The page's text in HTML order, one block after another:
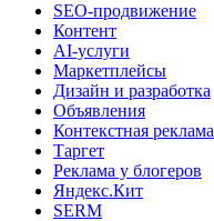
SEO-продвижение
Контент
AI-услуги
Маркетплейсы
Дизайн и разработка
Объявления
Контекстная реклама
Таргет
Реклама у блогеров
Яндекс.Кит
SERM